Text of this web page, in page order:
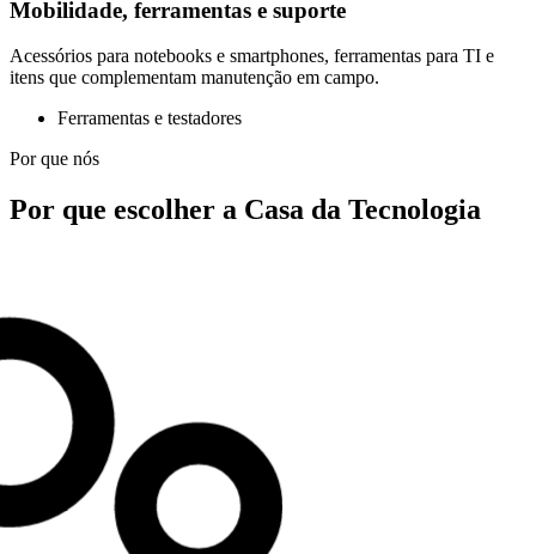
Mobilidade, ferramentas e suporte
Acessórios para notebooks e smartphones, ferramentas para TI e
itens que complementam manutenção em campo.
Ferramentas e testadores
Por que nós
Por que escolher a Casa da Tecnologia